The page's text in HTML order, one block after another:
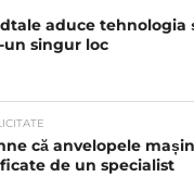
aduce tehnologia
singur loc
că anvelopele
de un specialist